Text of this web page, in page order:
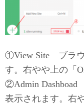
①View Site ブラウ
す。右やや上の「
②Admin
表示されます。右